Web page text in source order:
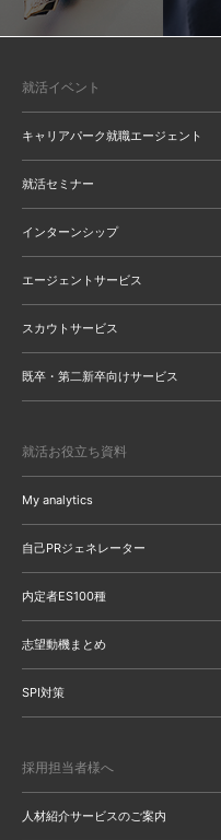
就活イベント
キャリアパーク就職エージェント
就活セミナー
インターンシップ
エージェントサービス
スカウトサービス
既卒・第二新卒向けサービス
就活お役立ち資料
My analytics
自己PRジェネレーター
内定者ES100種
志望動機まとめ
SPI対策
採用担当者様へ
人材紹介サービスのご案内